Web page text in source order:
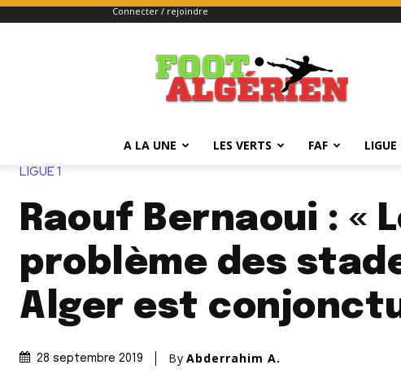
Connecter / rejoindre
FOOTALGERIEN
A LA UNE LES VERTS FAF LIGUE
LIGUE 1
Raouf Bernaoui : «
problème des
Alger est
28 septembre 2019 By Abderrahim A.